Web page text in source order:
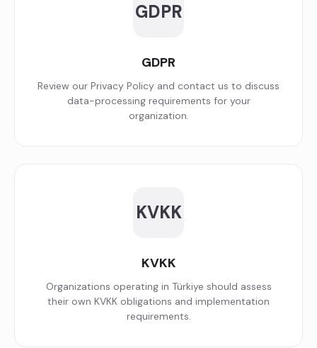
GDPR
GDPR
Review our Privacy Policy and contact us to discuss
data-processing requirements for your
organization.
KVKK
KVKK
Organizations operating in Türkiye should assess
their own KVKK obligations and implementation
requirements.